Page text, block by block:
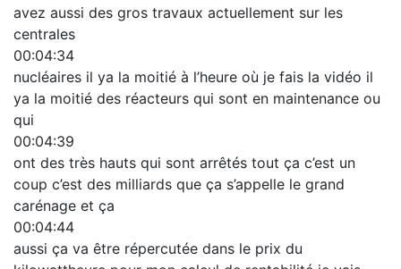
avez aussi des gros travaux actuellement sur les
centrales
00:04:34
nucléaires il ya la moitié à l’heure où je fais la vidéo il
ya la moitié des réacteurs qui sont en maintenance ou
qui
00:04:39
ont des très hauts qui sont arrêtés tout ça c’est un
coup c’est des milliards que ça s’appelle le grand
carénage et ça
00:04:44
aussi ça va être répercutée dans le prix du